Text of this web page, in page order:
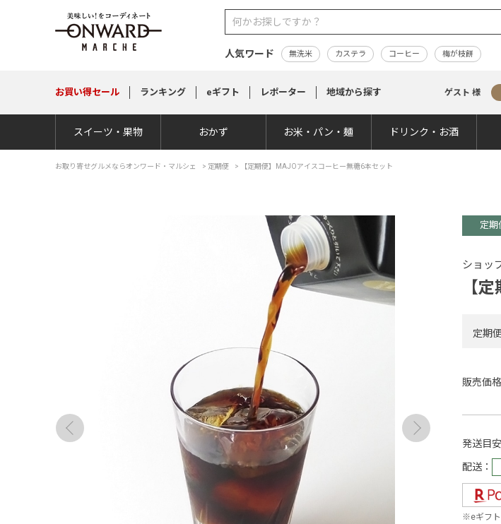
人気ワード 無洗米 カステラ コーヒー 梅が枝餅
お買い得セール ランキング eギフト レポーター 地域から探す ゲスト 様
スイーツ・果物 おかず お米・パン・麺 ドリンク・お酒
お取り寄せグルメならオンワード・マルシェ > 定期便 > 【定期便】MAJOアイスコーヒー無糖6本セット
定期
ショッ
【
定期
販売価格
発送目安
配送
※eギフト